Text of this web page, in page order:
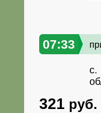
07:33
с.
321 руб.